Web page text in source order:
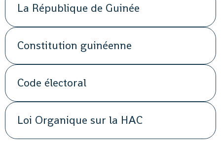
La République de Guinée
Constitution guinéenne
Code électoral
Loi Organique sur la HAC